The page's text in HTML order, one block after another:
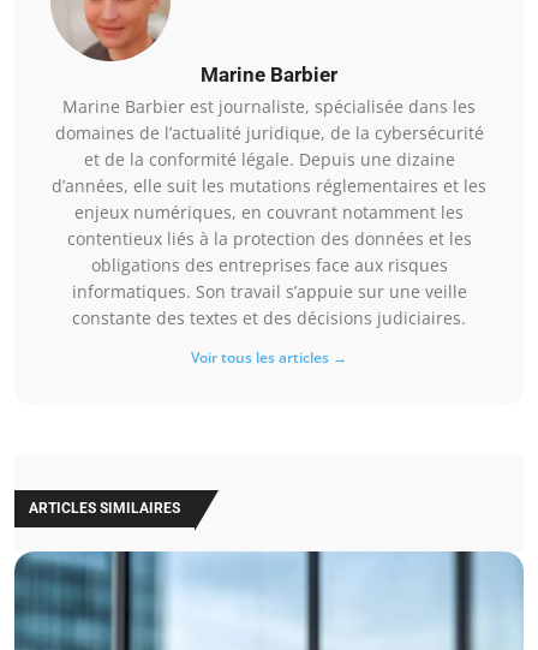
Marine Barbier
Marine Barbier est journaliste, spécialisée dans les
domaines de l’actualité juridique, de la cybersécurité
et de la conformité légale. Depuis une dizaine
d’années, elle suit les mutations réglementaires et les
enjeux numériques, en couvrant notamment les
contentieux liés à la protection des données et les
obligations des entreprises face aux risques
informatiques. Son travail s’appuie sur une veille
constante des textes et des décisions judiciaires.
Voir tous les articles →
ARTICLES SIMILAIRES